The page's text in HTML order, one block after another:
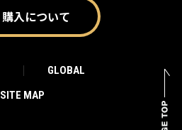
購入について
GLOBAL
SITE MAP